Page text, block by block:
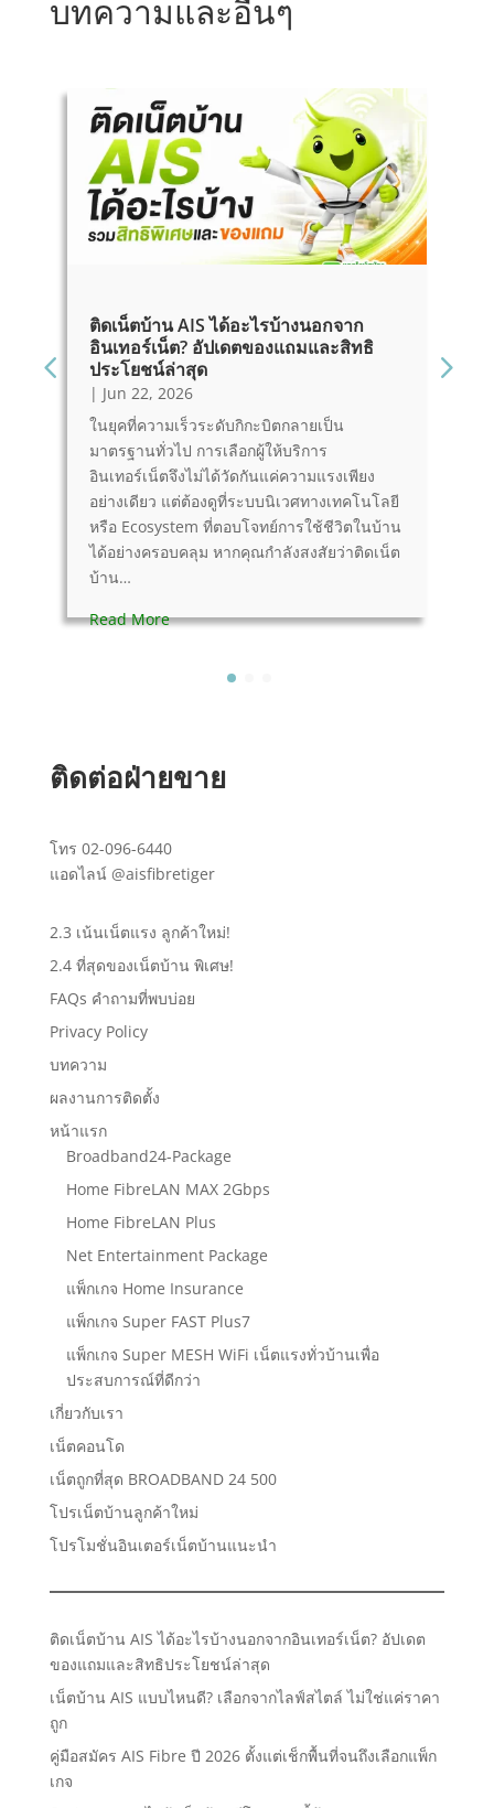
บทความและอื่นๆ
ติดเน็ตบ้าน AIS ได้อะไรบ้างนอกจาก
อินเทอร์เน็ต? อัปเดตของแถมและสิทธิ
ประโยชน์ล่าสุด
| Jun 22, 2026
ในยุคที่ความเร็วระดับกิกะบิตกลายเป็น
มาตรฐานทั่วไป การเลือกผู้ให้บริการ
อินเทอร์เน็ตจึงไม่ได้วัดกันแค่ความแรงเพียง
อย่างเดียว แต่ต้องดูที่ระบบนิเวศทางเทคโนโลยี
หรือ Ecosystem ที่ตอบโจทย์การใช้ชีวิตในบ้าน
ได้อย่างครอบคลุม หากคุณกำลังสงสัยว่าติดเน็ต
บ้าน…
Read More
ติดต่อฝ่ายขาย
โทร 02-096-6440
แอดไลน์ @aisfibretiger
2.3 เน้นเน็ตแรง ลูกค้าใหม่!
2.4 ที่สุดของเน็ตบ้าน พิเศษ!
FAQs คำถามที่พบบ่อย
Privacy Policy
บทความ
ผลงานการติดตั้ง
หน้าแรก
Broadband24-Package
Home FibreLAN MAX 2Gbps
Home FibreLAN Plus
Net Entertainment Package
แพ็กเกจ Home Insurance
แพ็กเกจ Super FAST Plus7
แพ็กเกจ Super MESH WiFi เน็ตแรงทั่วบ้านเพื่อ
ประสบการณ์ที่ดีกว่า
เกี่ยวกับเรา
เน็ตคอนโด
เน็ตถูกที่สุด BROADBAND 24 500
โปรเน็ตบ้านลูกค้าใหม่
โปรโมชั่นอินเตอร์เน็ตบ้านแนะนำ
ติดเน็ตบ้าน AIS ได้อะไรบ้างนอกจากอินเทอร์เน็ต? อัปเดต
ของแถมและสิทธิประโยชน์ล่าสุด
เน็ตบ้าน AIS แบบไหนดี? เลือกจากไลฟ์สไตล์ ไม่ใช่แค่ราคา
ถูก
คู่มือสมัคร AIS Fibre ปี 2026 ตั้งแต่เช็กพื้นที่จนถึงเลือกแพ็ก
เกจ